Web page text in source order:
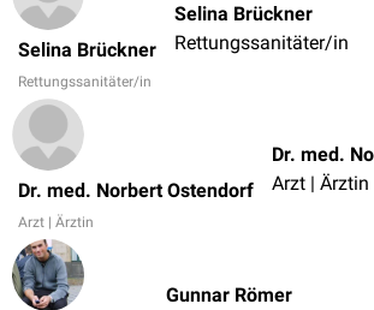
Selina Brückner
Rettungssanitäter/in
Selina Brückner
Rettungssanitäter/in
Dr. med. Norbert Ostendorf
Arzt | Ärztin
Arzt | Ärztin
Gunnar Römer